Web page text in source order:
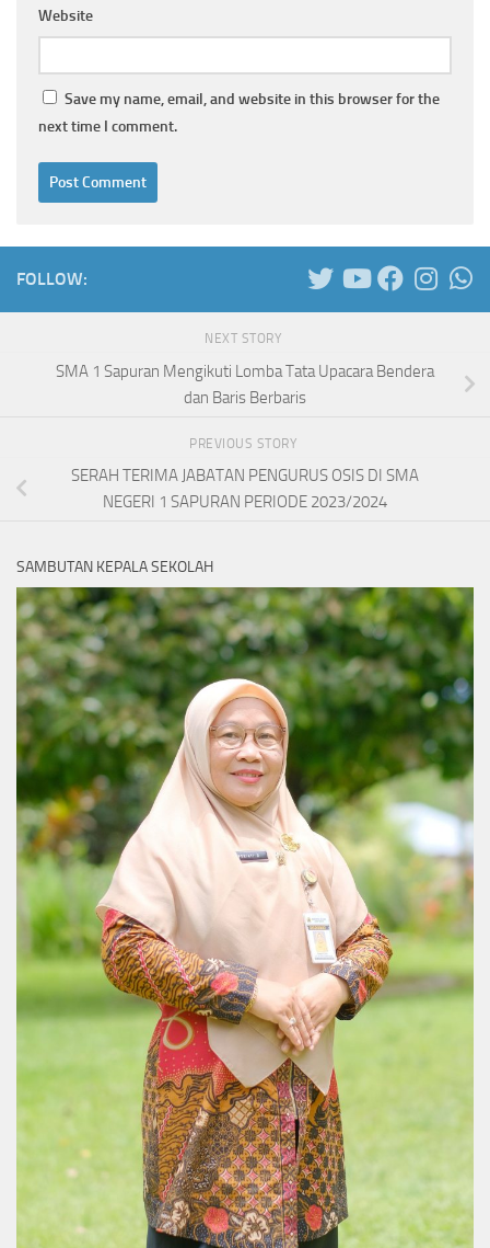
Website
Save my name, email, and website in this browser for the
next time I comment.
FOLLOW:
NEXT STORY
SMA 1 Sapuran Mengikuti Lomba Tata Upacara Bendera
dan Baris Berbaris
PREVIOUS STORY
SERAH TERIMA JABATAN PENGURUS OSIS DI SMA
NEGERI 1 SAPURAN PERIODE 2023/2024
SAMBUTAN KEPALA SEKOLAH